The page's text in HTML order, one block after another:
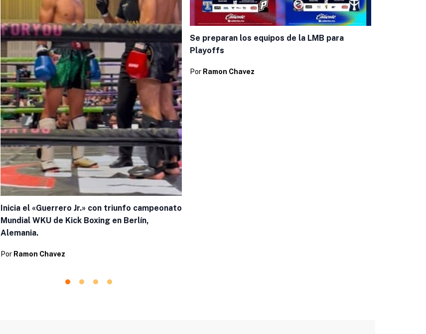
Inicia el «Guerrero Jr.» con triunfo campeonato
Mundial WKU de Kick Boxing en Berlín,
Alemania.
Por Ramon Chavez
Se preparan los equipos de la LMB para
Playoffs
Por Ramon Chavez